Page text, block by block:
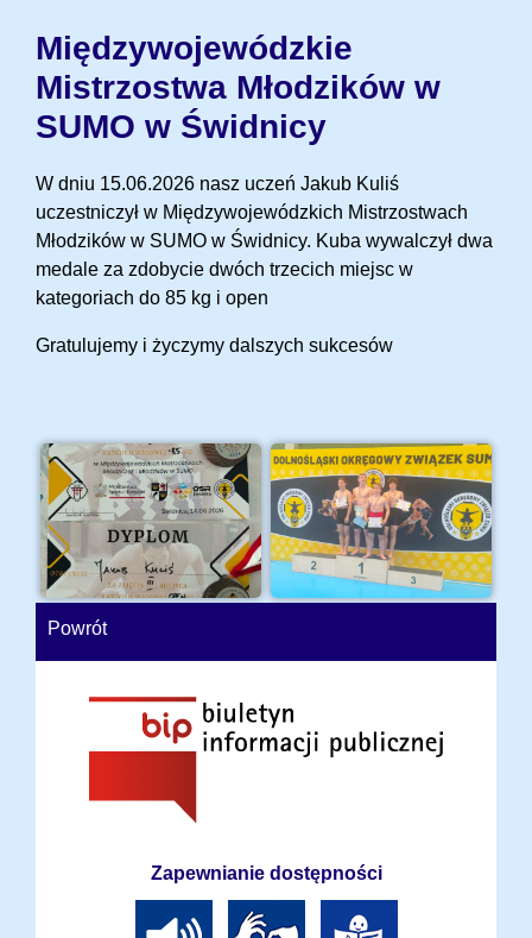
Międzywojewódzkie
Mistrzostwa Młodzików w
SUMO w Świdnicy
W dniu 15.06.2026 nasz uczeń Jakub Kuliś
uczestniczył w Międzywojewódzkich Mistrzostwach
Młodzików w SUMO w Świdnicy. Kuba wywalczył dwa
medale za zdobycie dwóch trzecich miejsc w
kategoriach do 85 kg i open
Gratulujemy i życzymy dalszych sukcesów
Powrót
Zapewnianie dostępności